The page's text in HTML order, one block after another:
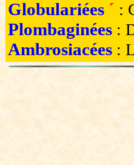
Globulariées ´ :
Plombaginées :
Ambrosiacées :